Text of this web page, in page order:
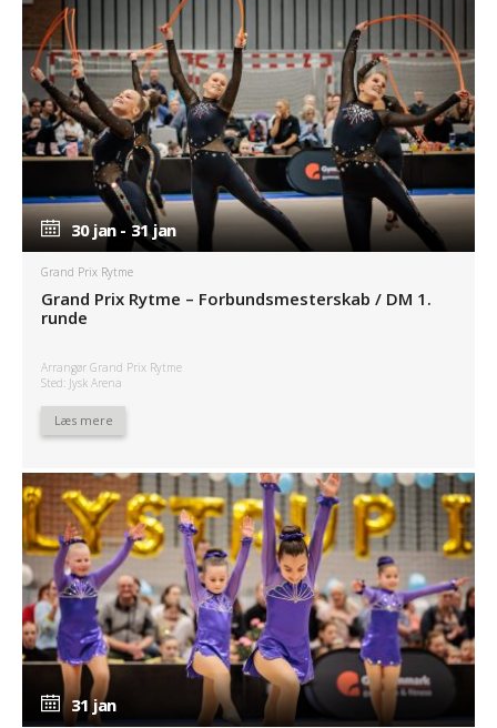
30 jan - 31 jan
30 jan - 31 jan
Grand Prix Rytme
Grand Prix Rytme – Forbundsmesterskab / DM 1.
runde
Arrangør Grand Prix Rytme
Sted: Jysk Arena
Læs mere
31 jan
31 jan